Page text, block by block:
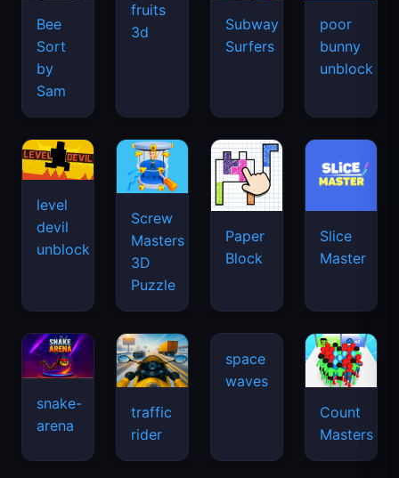
Bee
Sort
by
Sam
fruits
3d
Subway
Surfers
poor
bunny
unblock
level
devil
unblock
Screw
Masters
3D
Puzzle
Paper
Block
Slice
Master
snake-
arena
traffic
rider
Count
Masters